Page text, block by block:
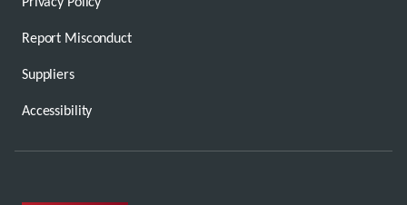
Report Misconduct
Suppliers
Accessibility